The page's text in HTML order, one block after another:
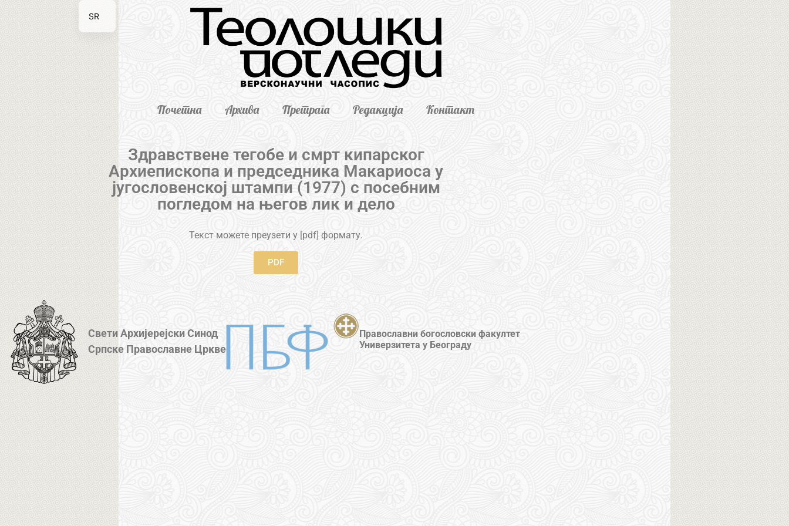
Почетна Архива Претрага Редакција Контакт
Здравствене тегобе и смрт кипарског
Архиепископа и председника Макариоса у
југословенској штампи (1977) с посебним
погледом на његов лик и дело
Текст можете преузети у [pdf] формату.
PDF
Свети Архијерејски Синод
Српске Православне Цркве
Православни богословски факултет
Универзитета у Београду
SR
EN